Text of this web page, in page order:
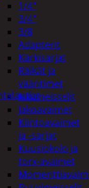
1/4"
3/4"
3/8
Adapterit
Kärkisarjat
Räikät ja
vääntimet
Iskumeisselit
Jakoavaimet
Kiintoavaimet
ja -sarjat
Kuusiokolo ja
torx-avaimet